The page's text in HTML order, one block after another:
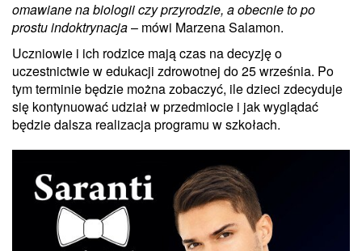
omawiane na biologii czy przyrodzie, a obecnie to po
prostu indoktrynacja– mówi Marzena Salamon.
Uczniowie i ich rodzice mają czas na decyzję o
uczestnictwie w edukacji zdrowotnej do 25 września. Po
tym terminie będzie można zobaczyć, ile dzieci zdecyduje
się kontynuować udział w przedmiocie i jak wyglądać
będzie dalsza realizacja programu w szkołach.